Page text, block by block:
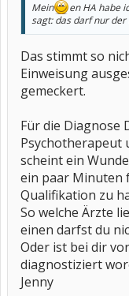
Mein
en HA habe
sagt: das darf nur der
Das stimmt so
Einweisung
gemeckert.
Für die Diagnose
Psychotherapeut
scheint ein
ein paar Minuten
Qualifikation zu
So welche Ärzte
einen darfst du
Oder ist bei dir
diagnostiziert
Jenny